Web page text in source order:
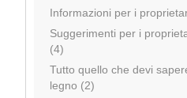
Informazioni per i
Suggerimenti per i
(4)
Tutto quello che devi
legno (2)